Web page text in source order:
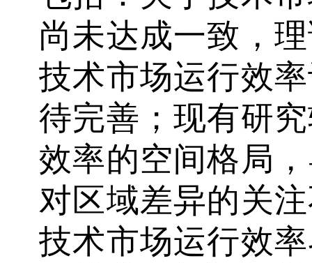
尚未达成一致，
技术市场运行效
待完善；现有研
效率的空间格局
对区域差异的关
技术市场运行效